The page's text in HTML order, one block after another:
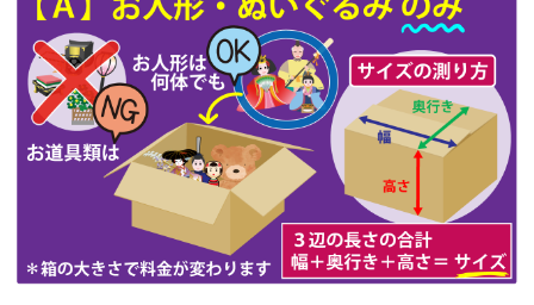
2026/06/19
インターネット検索でホームページを
見つけまし...
第63回人形供養祭 令和5年8月1日(火)
第62回人形供養祭令和5年6月21日(水)
第61回人形供養祭 令和5年5月19日(金)
第60回人形供養祭令和5年3月28日(火)
第59回人形供養祭 令和5年2月10日(金)
第58回人形供養祭令和5年12月21日(水)